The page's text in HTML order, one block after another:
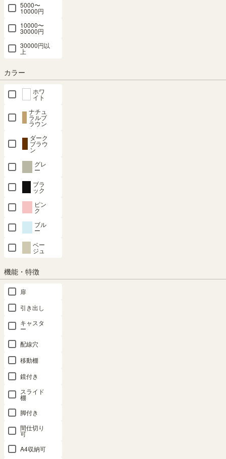
5000〜
10000円
10000〜
30000円
30000円以
上
カラー
ホワ
イト
ナチュ
ラルブ
ラウン
ダーク
ブラウ
ン
グレ
ー
ブラ
ック
ピン
ク
ブル
ー
ベー
ジュ
機能・特徴
扉
引き出し
キャスタ
ー
配線穴
移動棚
鏡付き
スライド
棚
脚付き
間仕切り
可
A4収納可
最短お届け予定日
〒
予定日:---
※在庫状況、実際の詳細な住所により変動する場合があります。
※正確なお届け予定日はご注文手続き画面にてご確認ください。
在庫あり
クーポンは注文手続き画面にてご利用いただけます
SHARE